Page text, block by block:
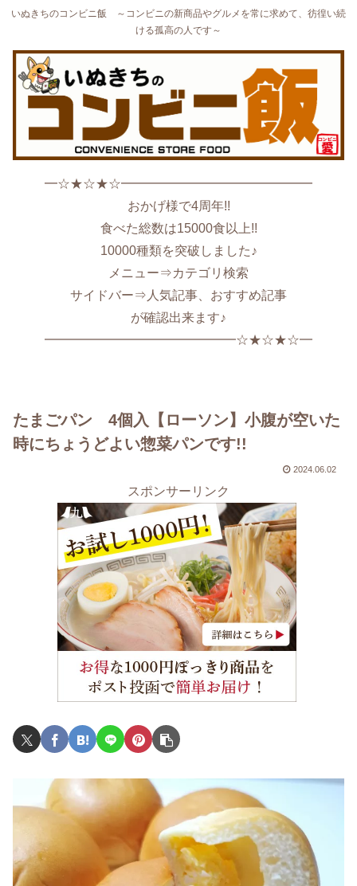
いぬきちのコンビニ飯 ～コンビニの新商品やグルメを常に求めて、彷徨い続
ける孤高の人です～
━☆★☆★☆━━━━━━━━━━━━━━━
おかげ様で4周年!!
食べた総数は15000食以上!!
10000種類を突破しました♪
メニュー⇒カテゴリ検索
サイドバー⇒人気記事、おすすめ記事
が確認出来ます♪
━━━━━━━━━━━━━━━☆★☆★☆━
たまごパン 4個入【ローソン】小腹が空いた
時にちょうどよい惣菜パンです!!
2024.06.02
スポンサーリンク